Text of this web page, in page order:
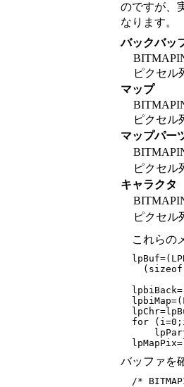
のですが、
なります。
バックバッ
ピクセル
マップ
ピクセル
マップパー
ピクセル
キャラクタ
ピクセル
これらの
for
バッファを
/*